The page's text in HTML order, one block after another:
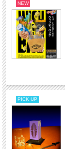
NEW
PICK UP